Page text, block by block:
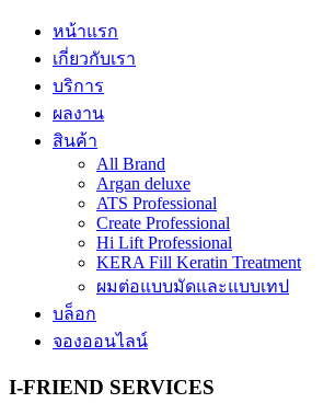
หน้าแรก
เกี่ยวกับเรา
บริการ
ผลงาน
สินค้า
All Brand
Argan deluxe
ATS Professional
Create Professional
Hi Lift Professional
KERA Fill Keratin Treatment
ผมต่อแบบมัดและแบบเทป
บล็อก
จองออนไลน์
I-FRIEND SERVICES